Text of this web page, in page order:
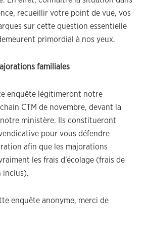
recueillir votre point de vue, vos
sur cette question essentielle
primordial à nos yeux.
familiales
enquête légitimeront notre
CTM de novembre, devant la
ministère. Ils constitueront
pour vous défendre
afin que les majorations
les frais d’écolage (frais de
inclus).
enquête anonyme, merci de